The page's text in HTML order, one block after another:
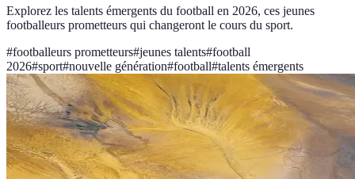
Explorez les talents émergents du football en 2026, ces jeunes
footballeurs prometteurs qui changeront le cours du sport.
#footballeurs prometteurs#jeunes talents#football
2026#sport#nouvelle génération#football#talents émergents